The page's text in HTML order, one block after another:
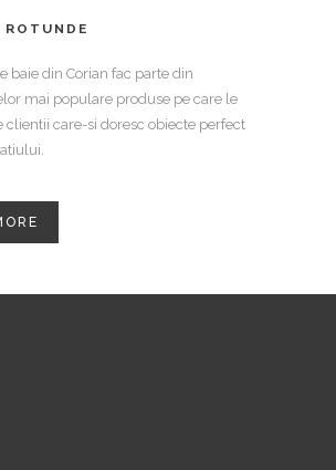
ROTUNDE
baie din Corian fac parte din
mai populare produse pe care le
clientii care-si doresc obiecte perfect